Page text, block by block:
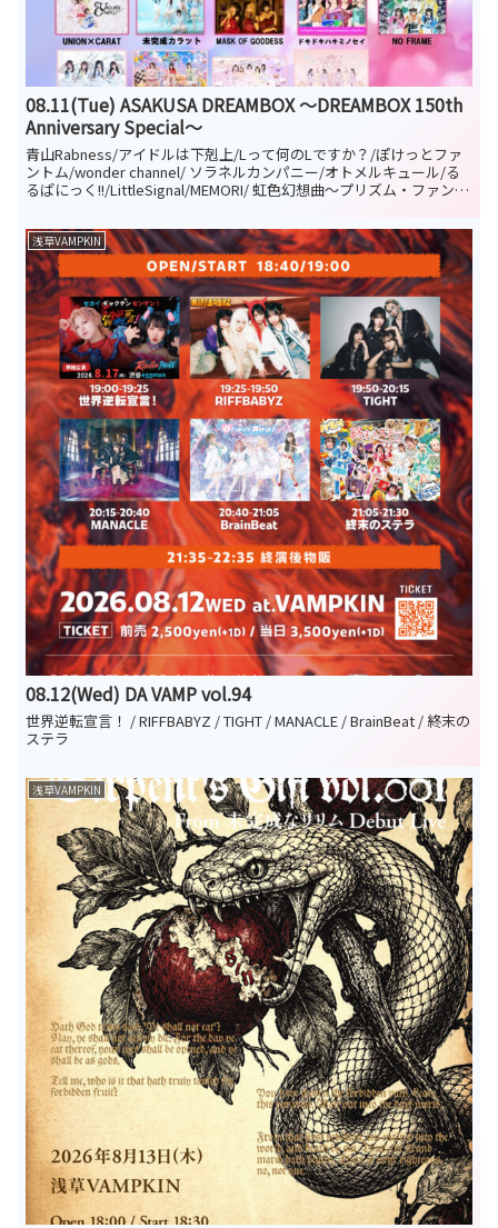
08.11(Tue) ASAKUSA DREAMBOX ～DREAMBOX 150th
Anniversary Special～
青山Rabness/アイドルは下剋上/Lって何のLですか？/ぽけっとファ
ントム/wonder channel/ ソラネルカンパニー/オトメルキュール/る
るぱにっく!!/LittleSignal/MEMORI/ 虹色幻想曲〜プリズム・ファンタ
ロ-/ Ep!codE/透明な栞/きみはれ。/SUPER REPLiCA/May Love
Rouge/ UNION×CARAT/未完成カラット/MASK OF GODDESS/ドキド
キハキミノセイ/NO FRAME/ ぷらちなまふぃあ。/no Filter/MOMENT
COLLECTION/Cheriecla
浅草VAMPKIN
08.12(Wed) DA VAMP vol.94
世界逆転宣言！ / RIFFBABYZ / TIGHT / MANACLE / BrainBeat / 終末の
ステラ
浅草VAMPKIN